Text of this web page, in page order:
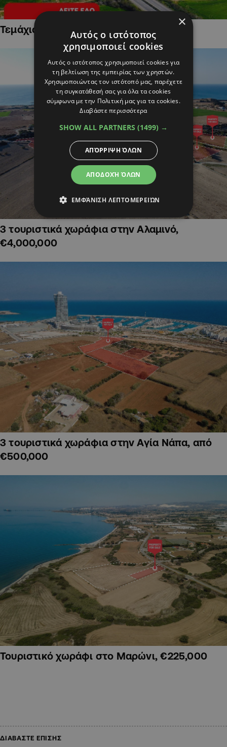
Τεμάχια Γης σε Οικιστικές Περιοχές
3 τουριστικά χωράφια στην Αλαμινό,
€4,000,000
3 τουριστικά χωράφια στην Αγία Νάπα, από
€500,000
Τουριστικό χωράφι στο Μαρώνι, €225,000
ΔΙΑΒΑΣΤΕ ΕΠΙΣΗΣ
×
Αυτός ο ιστότοπος
χρησιμοποιεί cookies
Αυτός ο ιστότοπος χρησιμοποιεί cookies για
τη βελτίωση της εμπειρίας των χρηστών.
Χρησιμοποιώντας τον ιστότοπό μας, παρέχετε
τη συγκατάθεσή σας για όλα τα cookies
σύμφωνα με την Πολιτική μας για τα cookies.
Διαβάστε περισσότερα
SHOW ALL PARTNERS (1499) →
ΑΠΟΔΟΧΉ ΌΛΩΝ
ΑΠΌΡΡΙΨΗ ΌΛΩΝ
ΕΜΦΆΝΙΣΗ ΛΕΠΤΟΜΕΡΕΙΏΝ